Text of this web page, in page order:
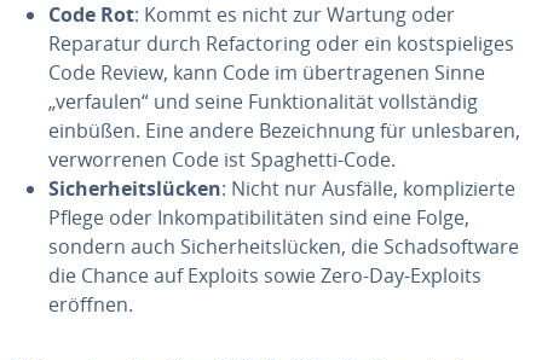
Code Rot: Kommt es nicht zur Wartung oder
Reparatur durch Re­fac­to­ring oder ein kosts­pie­li­ges
Code Review, kann Code im übertra­ge­nen Sinne
„verfaulen“ und seine Funk­tio­na­li­tät vollstän­dig
einbüßen. Eine andere Bezeich­nung für un­les­ba­ren,
ve­rwor­re­nen Code ist Spaghetti-Code.
Sic­her­heits­lücken: Nicht nur Ausfälle, komp­lizierte
Pflege oder In­kom­pa­ti­bi­li­tä­ten sind eine Folge,
sondern auch Sic­her­heits­lücken, die Sc­had­sof­tware
die Chance auf Exploits sowie Zero-Day-Exploits
eröffnen.